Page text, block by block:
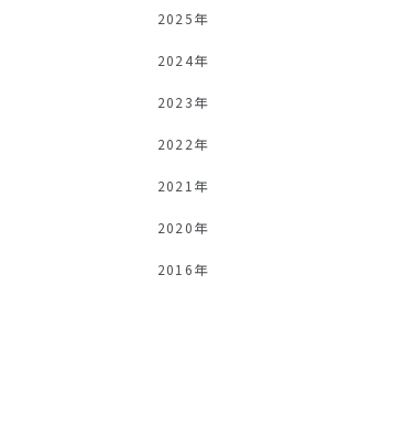
2025年
2024年
2023年
2022年
2021年
2020年
2016年